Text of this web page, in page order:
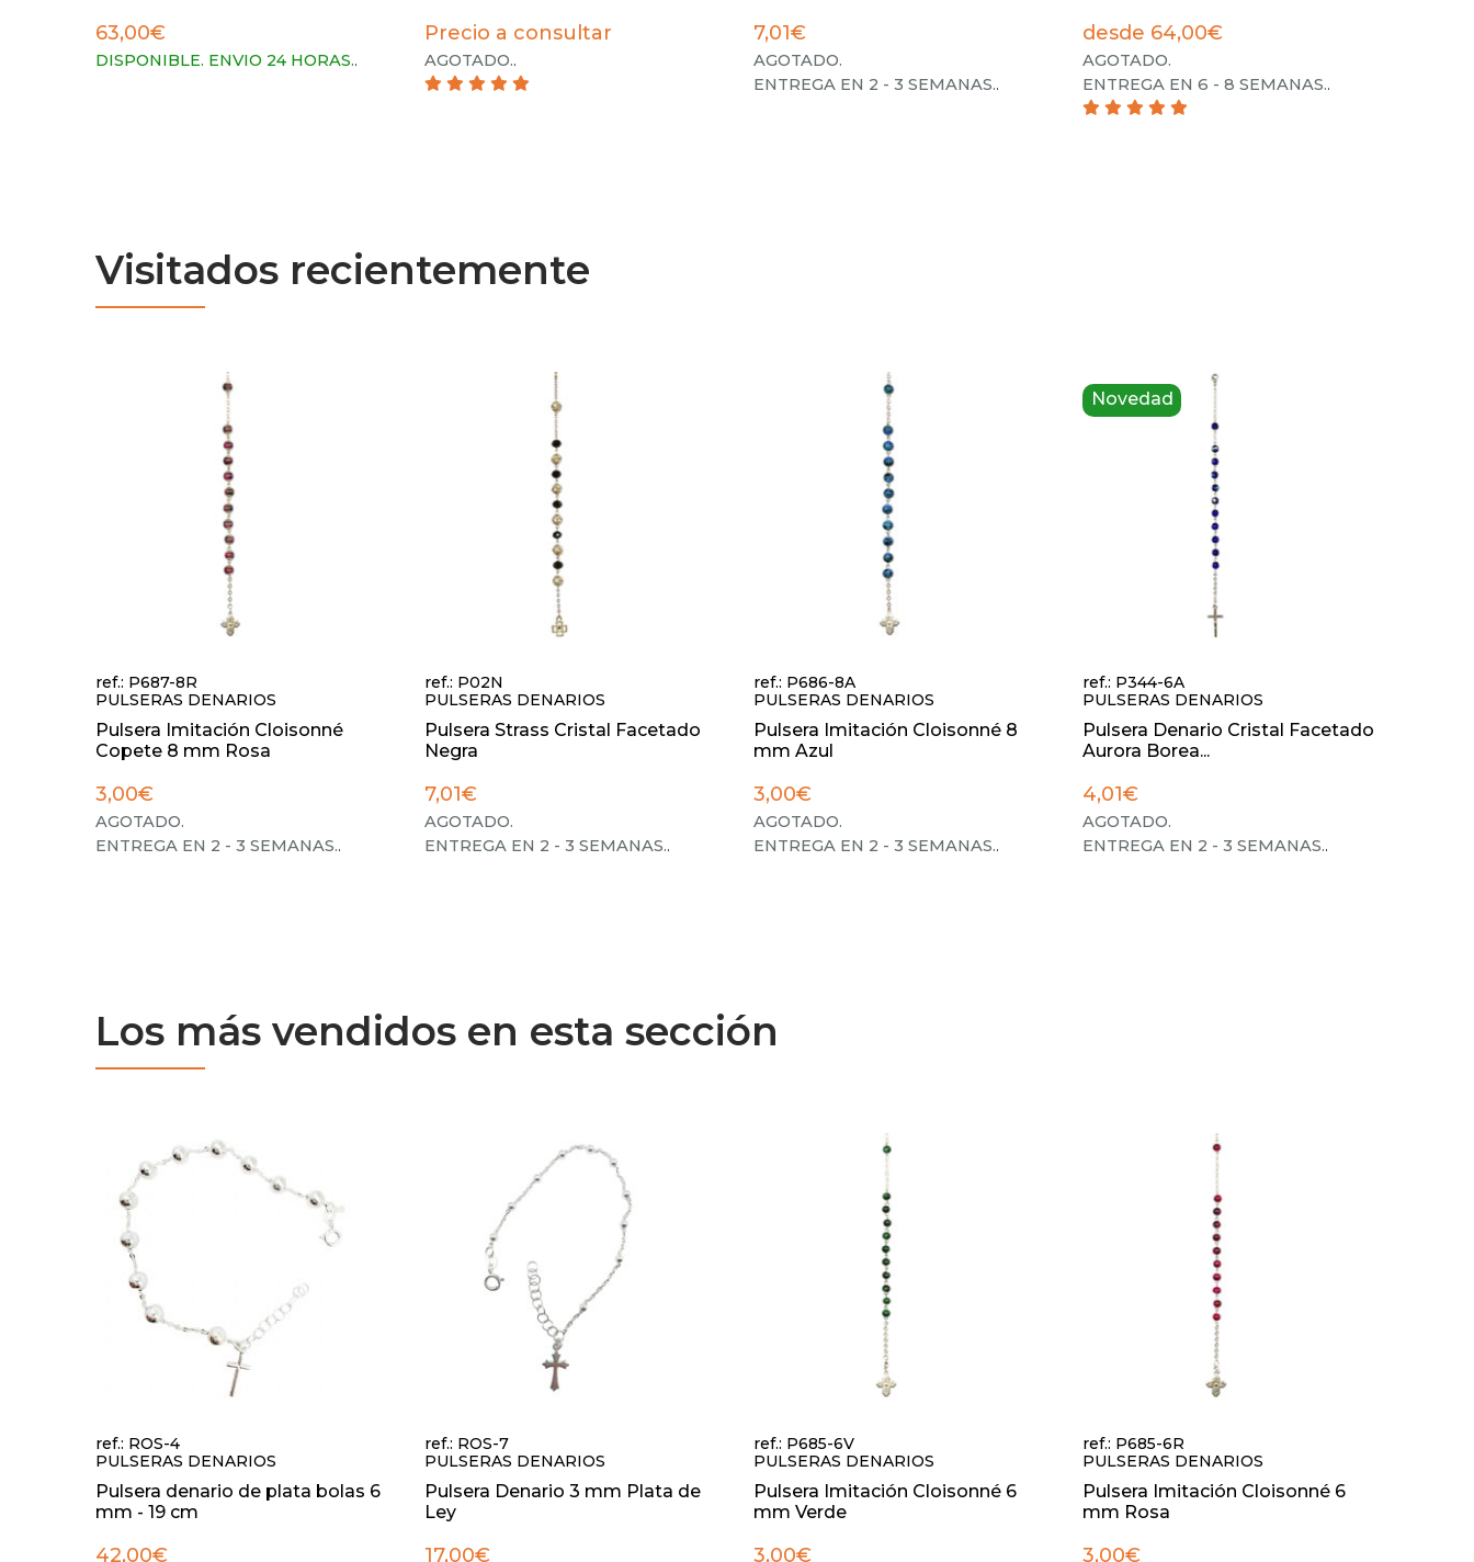
63,00€
DISPONIBLE. ENVIO 24 HORAS..
Precio a consultar
AGOTADO..
7,01€
AGOTADO.
ENTREGA EN 2 - 3 SEMANAS..
desde 64,00€
AGOTADO.
ENTREGA EN 6 - 8 SEMANAS..
Visitados recientemente
ref.: P687-8R
PULSERAS DENARIOS
Pulsera Imitación Cloisonné
Copete 8 mm Rosa
3,00€
AGOTADO.
ENTREGA EN 2 - 3 SEMANAS..
ref.: P02N
PULSERAS DENARIOS
Pulsera Strass Cristal Facetado
Negra
7,01€
AGOTADO.
ENTREGA EN 2 - 3 SEMANAS..
ref.: P686-8A
PULSERAS DENARIOS
Pulsera Imitación Cloisonné 8
mm Azul
3,00€
AGOTADO.
ENTREGA EN 2 - 3 SEMANAS..
Novedad
ref.: P344-6A
PULSERAS DENARIOS
Pulsera Denario Cristal Facetado
Aurora Borea...
4,01€
AGOTADO.
ENTREGA EN 2 - 3 SEMANAS..
Los más vendidos en esta sección
ref.: ROS-4
PULSERAS DENARIOS
Pulsera denario de plata bolas 6
mm - 19 cm
42,00€
ref.: ROS-7
PULSERAS DENARIOS
Pulsera Denario 3 mm Plata de
Ley
17,00€
ref.: P685-6V
PULSERAS DENARIOS
Pulsera Imitación Cloisonné 6
mm Verde
3,00€
ref.: P685-6R
PULSERAS DENARIOS
Pulsera Imitación Cloisonné 6
mm Rosa
3,00€